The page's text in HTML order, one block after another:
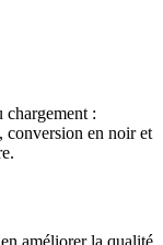
chargement :
conversion en noir et